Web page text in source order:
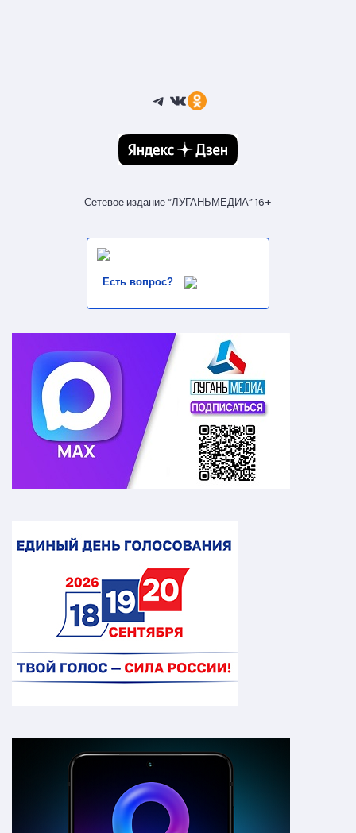
Telegram
ВКонтакте
Ссылка
Сетевое издание “ЛУГАНЬМЕДИА” 16+
Есть вопрос?